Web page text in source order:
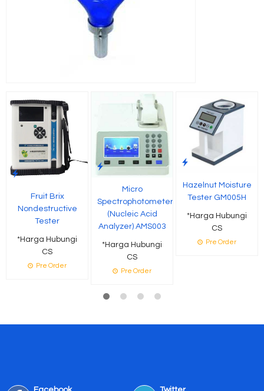
Fruit Brix
Nondestructive
Tester
*Harga Hubungi
CS
Pre Order
Micro
Spectrophotometer
(Nucleic Acid
Analyzer) AMS003
*Harga Hubungi
CS
Pre Order
Hazelnut Moisture
Tester GM005H
*Harga Hubungi
CS
Pre Order